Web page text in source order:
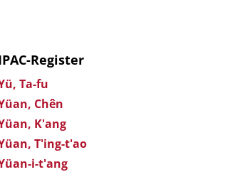
Register
Ta-fu
Chên
K'ang
T'ing-t'ao
i-t'ang